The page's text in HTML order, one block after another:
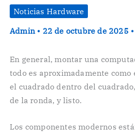
Noticias Hardware
Admin • 22 de octubre de 2025
En general, montar una
todo es aproximadamente como
el cuadrado dentro del
de la ronda, y listo.
Los componentes modernos